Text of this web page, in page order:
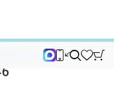
Smoke Rect R9...
Smoke Rect